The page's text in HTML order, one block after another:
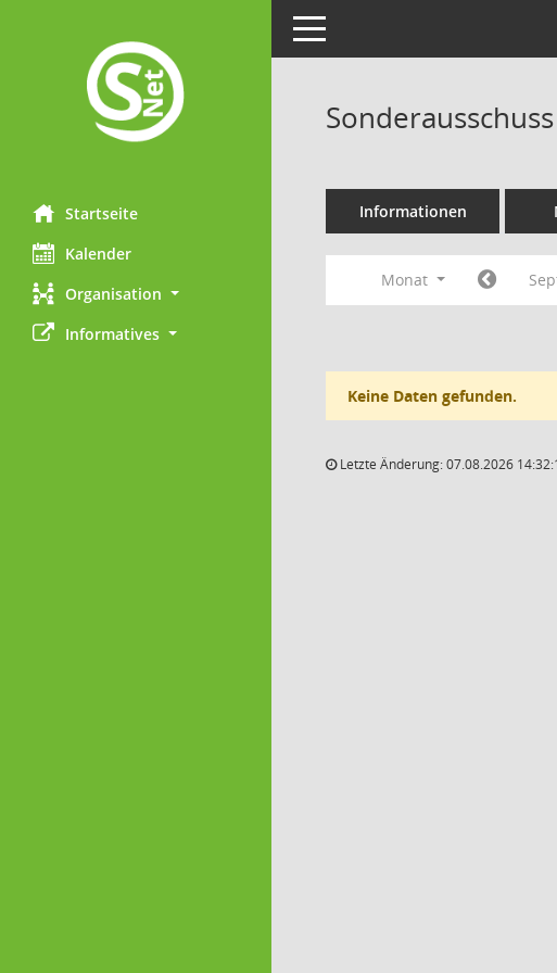
Startseite
Kalender
Organisation
Informatives
Toggle navigation
Informationen
Monat
Keine Daten gefunden.
Letzte Änderung: 07.08.2026